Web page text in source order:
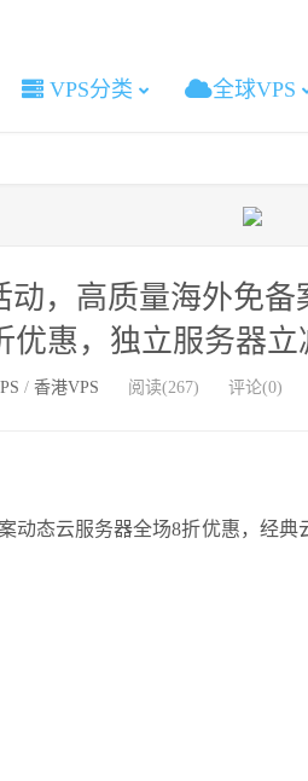
VPS分类 全球VPS
动，高质量海外免
惠，独立服务器立
/ 香港VPS 阅读(267) 评论(0)